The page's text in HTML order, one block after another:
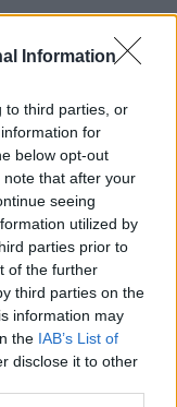
Information
to third parties, or
for
below opt-out
that after your
seeing
utilized by
parties prior to
of the further
third parties on the
information may
the IAB’s List of
disclose it to other
Corsa. I
in città